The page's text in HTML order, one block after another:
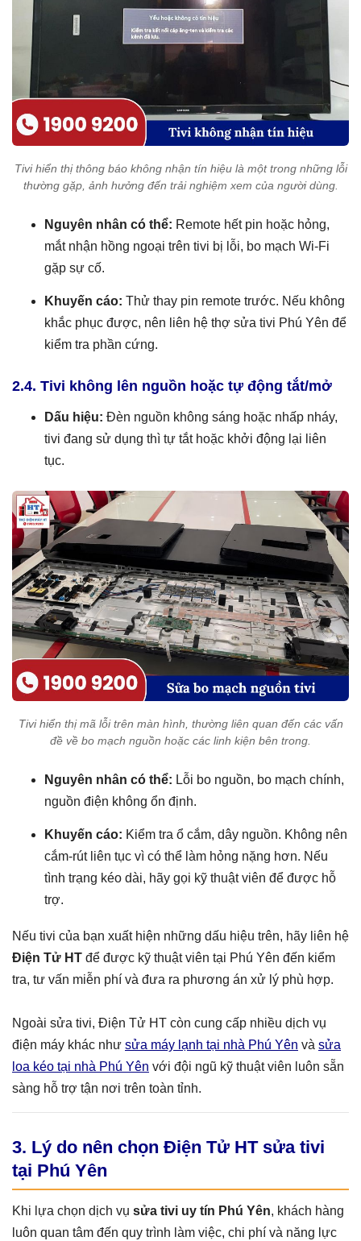
Tivi hiển thị thông báo không nhận tín hiệu là một trong những lỗi
thường gặp, ảnh hưởng đến trải nghiệm xem của người dùng.
Nguyên nhân có thể: Remote hết pin hoặc hỏng,
mắt nhận hồng ngoại trên tivi bị lỗi, bo mạch Wi-Fi
gặp sự cố.
Khuyến cáo: Thử thay pin remote trước. Nếu không
khắc phục được, nên liên hệ thợ sửa tivi Phú Yên để
kiểm tra phần cứng.
2.4. Tivi không lên nguồn hoặc tự động tắt/mở
Dấu hiệu: Đèn nguồn không sáng hoặc nhấp nháy,
tivi đang sử dụng thì tự tắt hoặc khởi động lại liên
tục.
Tivi hiển thị mã lỗi trên màn hình, thường liên quan đến các vấn
đề về bo mạch nguồn hoặc các linh kiện bên trong.
Nguyên nhân có thể: Lỗi bo nguồn, bo mạch chính,
nguồn điện không ổn định.
Khuyến cáo: Kiểm tra ổ cắm, dây nguồn. Không nên
cắm-rút liên tục vì có thể làm hỏng nặng hơn. Nếu
tình trạng kéo dài, hãy gọi kỹ thuật viên để được hỗ
trợ.
Nếu tivi của bạn xuất hiện những dấu hiệu trên, hãy liên hệ
Điện Tử HT để được kỹ thuật viên tại Phú Yên đến kiểm
tra, tư vấn miễn phí và đưa ra phương án xử lý phù hợp.
Ngoài sửa tivi, Điện Tử HT còn cung cấp nhiều dịch vụ
điện máy khác như sửa máy lạnh tại nhà Phú Yên và sửa
loa kéo tại nhà Phú Yên với đội ngũ kỹ thuật viên luôn sẵn
sàng hỗ trợ tận nơi trên toàn tỉnh.
3. Lý do nên chọn Điện Tử HT sửa tivi
tại Phú Yên
Khi lựa chọn dịch vụ sửa tivi uy tín Phú Yên, khách hàng
luôn quan tâm đến quy trình làm việc, chi phí và năng lực